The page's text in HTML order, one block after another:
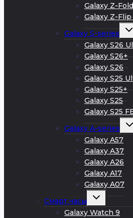
Galaxy Z-
Galaxy Z-Flip
Galaxy S-series
Galaxy S26
Galaxy S26+
Galaxy S26
Galaxy S25
Galaxy S25+
Galaxy S25
Galaxy S25
Galaxy A-series
Galaxy A57
Galaxy A37
Galaxy A26
Galaxy A17
Galaxy A07
Смарт часы
Развернуть
меню
Galaxy Watch 9